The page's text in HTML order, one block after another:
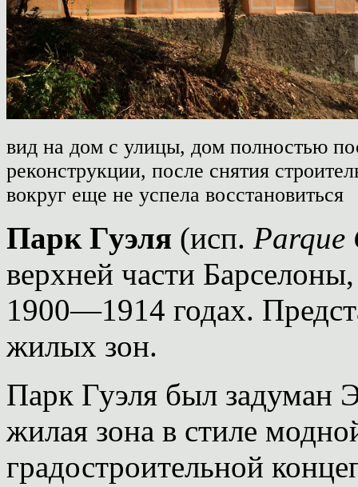
вид на дом с улицы, дом полностью
реконструкции, после снятия
вокруг еще не успела восстановиться
Парк Гуэля (исп. Parque
верхней части
1900—1914 годах.
жилых зон.
Парк Гуэля был задуман
жилая зона в стиле
градостроительной